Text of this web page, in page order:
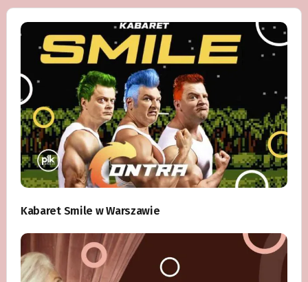
Kabaret Smile w Warszawie